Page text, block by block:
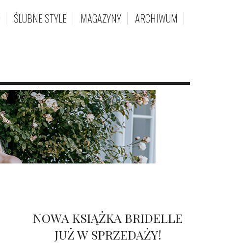
ŚLUBNE STYLE MAGAZYNY ARCHIWUM
NOWA KSIĄŻKA BRIDELLE
JUŻ W SPRZEDAŻY!